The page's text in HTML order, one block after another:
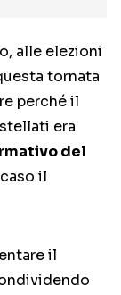
alle elezioni
tornata
perché il
era
del
il
il